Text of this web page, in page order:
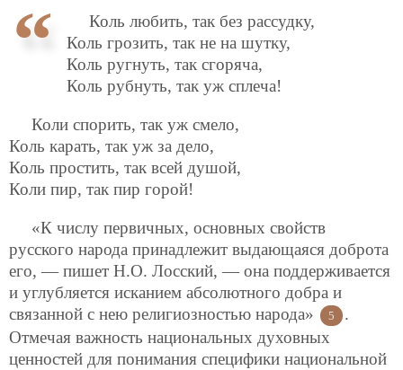
Коль любить, так без рассудку,
Коль грозить, так не на шутку,
Коль ругнуть, так сгоряча,
Коль рубнуть, так уж сплеча!
Коли спорить, так уж смело,
Коль карать, так уж за дело,
Коль простить, так всей душой,
Коли пир, так пир горой!
«К числу первичных, основных свойств
русского народа принадлежит выдающаяся доброта
его, — пишет Н.О. Лосский, — она поддерживается
и углубляется исканием абсолютного добра и
связанной с нею религиозностью народа»
5
.
Отмечая важность национальных духовных
ценностей для понимания специфики национальной